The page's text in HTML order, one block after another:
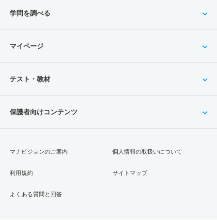
学問を調べる
マイページ
テスト・教材
保護者向けコンテンツ
マナビジョンのご案内
利用規約
よくある質問と回答
個人情報の取扱いについて
サイトマップ